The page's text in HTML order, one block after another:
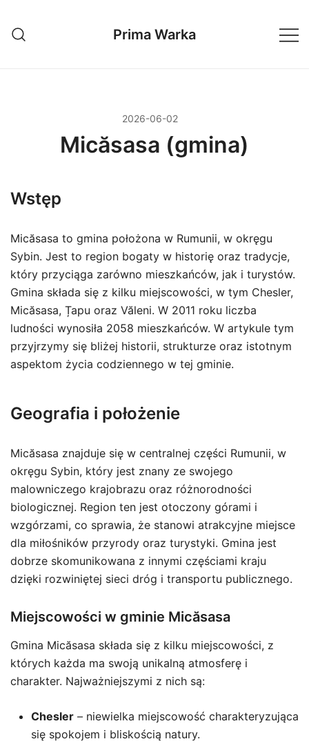
treści
Prima Warka
2026-06-02
Micăsasa (gmina)
Wstęp
Micăsasa to gmina położona w Rumunii, w okręgu
Sybin. Jest to region bogaty w historię oraz tradycje,
który przyciąga zarówno mieszkańców, jak i turystów.
Gmina składa się z kilku miejscowości, w tym Chesler,
Micăsasa, Țapu oraz Văleni. W 2011 roku liczba
ludności wynosiła 2058 mieszkańców. W artykule tym
przyjrzymy się bliżej historii, strukturze oraz istotnym
aspektom życia codziennego w tej gminie.
Geografia i położenie
Micăsasa znajduje się w centralnej części Rumunii, w
okręgu Sybin, który jest znany ze swojego
malowniczego krajobrazu oraz różnorodności
biologicznej. Region ten jest otoczony górami i
wzgórzami, co sprawia, że stanowi atrakcyjne miejsce
dla miłośników przyrody oraz turystyki. Gmina jest
dobrze skomunikowana z innymi częściami kraju
dzięki rozwiniętej sieci dróg i transportu publicznego.
Miejscowości w gminie Micăsasa
Gmina Micăsasa składa się z kilku miejscowości, z
których każda ma swoją unikalną atmosferę i
charakter. Najważniejszymi z nich są:
Chesler – niewielka miejscowość charakteryzująca
się spokojem i bliskością natury.